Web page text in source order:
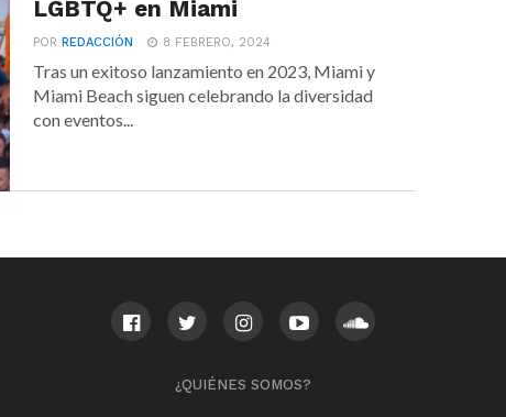
LGBTQ+ en Miami
PORREDACCIÓN 8 FEBRERO, 2024
Tras un exitoso lanzamiento en 2023, Miami y
Miami Beach siguen celebrando la diversidad
con eventos...
¿QUIÉNES SOMOS?